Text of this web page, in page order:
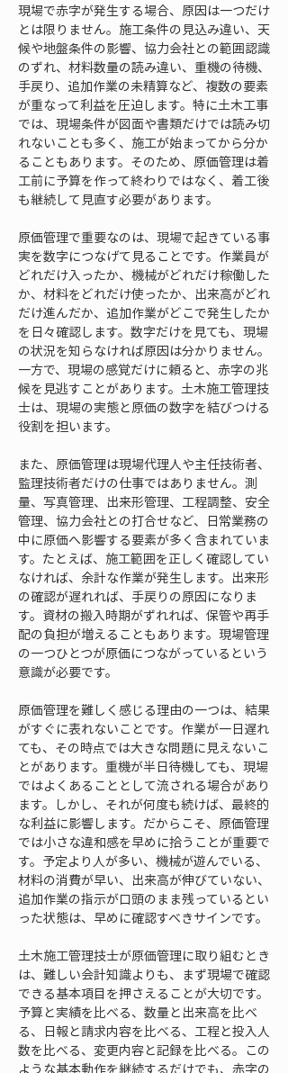
現場で赤字が発生する場合、原因は一つだけ
とは限りません。施工条件の見込み違い、天
候や地盤条件の影響、協力会社との範囲認識
のずれ、材料数量の読み違い、重機の待機、
手戻り、追加作業の未精算など、複数の要素
が重なって利益を圧迫します。特に土木工事
では、現場条件が図面や書類だけでは読み切
れないことも多く、施工が始まってから分か
ることもあります。そのため、原価管理は着
工前に予算を作って終わりではなく、着工後
も継続して見直す必要があります。
原価管理で重要なのは、現場で起きている事
実を数字につなげて見ることです。作業員が
どれだけ入ったか、機械がどれだけ稼働した
か、材料をどれだけ使ったか、出来高がどれ
だけ進んだか、追加作業がどこで発生したか
を日々確認します。数字だけを見ても、現場
の状況を知らなければ原因は分かりません。
一方で、現場の感覚だけに頼ると、赤字の兆
候を見逃すことがあります。土木施工管理技
士は、現場の実態と原価の数字を結びつける
役割を担います。
また、原価管理は現場代理人や主任技術者、
監理技術者だけの仕事ではありません。測
量、写真管理、出来形管理、工程調整、安全
管理、協力会社との打合せなど、日常業務の
中に原価へ影響する要素が多く含まれていま
す。たとえば、施工範囲を正しく確認してい
なければ、余計な作業が発生します。出来形
の確認が遅れれば、手戻りの原因になりま
す。資材の搬入時期がずれれば、保管や再手
配の負担が増えることもあります。現場管理
の一つひとつが原価につながっているという
意識が必要です。
原価管理を難しく感じる理由の一つは、結果
がすぐに表れないことです。作業が一日遅れ
ても、その時点では大きな問題に見えないこ
とがあります。重機が半日待機しても、現場
ではよくあることとして流される場合があり
ます。しかし、それが何度も続けば、最終的
な利益に影響します。だからこそ、原価管理
では小さな違和感を早めに拾うことが重要で
す。予定より人が多い、機械が遊んでいる、
材料の消費が早い、出来高が伸びていない、
追加作業の指示が口頭のまま残っているとい
った状態は、早めに確認すべきサインです。
土木施工管理技士が原価管理に取り組むとき
は、難しい会計知識よりも、まず現場で確認
できる基本項目を押さえることが大切です。
予算と実績を比べる、数量と出来高を比べ
る、日報と請求内容を比べる、工程と投入人
数を比べる、変更内容と記録を比べる。この
ような基本動作を継続するだけでも、赤字の